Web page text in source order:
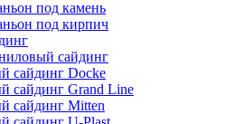
под камень
под кирпич
сайдинг
сайдинг Docke
сайдинг Grand Line
сайдинг Mitten